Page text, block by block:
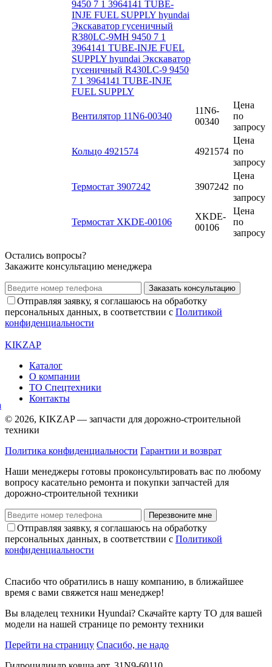
9450 7 1 3964141 TUBE-
INJE FUEL SUPPLY hyundai
Экскаватор гусеничный
R380LC-9MH 9450 7 1
3964141 TUBE-INJE FUEL
SUPPLY hyundai Экскаватор
гусеничный R430LC-9 9450
7 1 3964141 TUBE-INJE
FUEL SUPPLY
Вентилятор 11N6-00340
11N6-
00340
Цена
по
запросу
Кольцо 4921574 4921574
Цена
по
запросу
Термостат 3907242 3907242
Цена
по
запросу
Термостат XKDE-00106
XKDE-
00106
Цена
по
запросу
Остались вопросы?
Закажите консультацию менеджера
Заказать консультацию
Отправляя заявку, я соглашаюсь на обработку
персональных данных, в соответствии с Политикой
конфиденциальности
KIKZAP
Каталог
О компании
ТО Спецтехники
Контакты
© 2026, KIKZAP — запчасти для дорожно-строительной
техники
Политика конфиденциальности Гарантии и возврат
Наши менеджеры готовы проконсультировать вас по любому
вопросу касательно ремонта и покупки запчастей для
дорожно-строительной техники
Перезвоните мне
Отправляя заявку, я соглашаюсь на обработку
персональных данных, в соответствии с Политикой
конфиденциальности
Спасибо что обратились в нашу компанию, в ближайшее
время с вами свяжется наш менеджер!
Вы владелец техники Hyundai? Скачайте карту ТО для вашей
модели на нашей странице по ремонту техники
Перейти на страницу Спасибо, не надо